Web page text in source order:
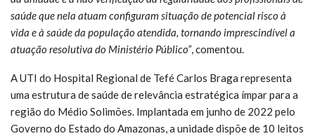
saúde que nela atuam configuram situação de potencial risco à
vida e à saúde da população atendida, tornando imprescindível a
atuação resolutiva do Ministério Público”, comentou.
A UTI do Hospital Regional de Tefé Carlos Braga representa
uma estrutura de saúde de relevância estratégica ímpar para a
região do Médio Solimões. Implantada em junho de 2022 pelo
Governo do Estado do Amazonas, a unidade dispõe de 10 leitos